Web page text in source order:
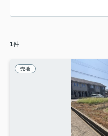
1件
売地